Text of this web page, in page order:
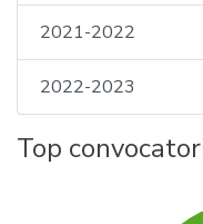
2021-2022
2022-2023
Top